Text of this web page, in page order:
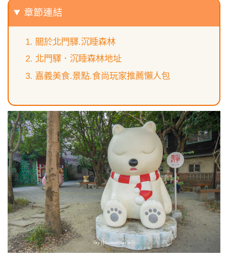
章節連結
關於北門驛.沉睡森林
北門驛．沉睡森林地址
嘉義美食.景點.食尚玩家推薦懶人包